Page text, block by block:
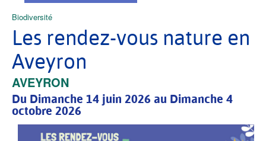
Catégorie
principale
Biodiversité
Les rendez-vous nature en
Aveyron
VILLE
AVEYRON
Du Dimanche 14 juin 2026 au Dimanche 4
octobre 2026
Contenu
principal